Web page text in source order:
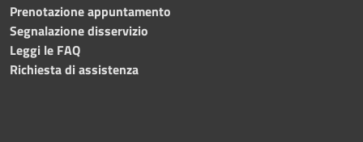
Prenotazione appuntamento
Segnalazione disservizio
Leggi le FAQ
Richiesta di assistenza